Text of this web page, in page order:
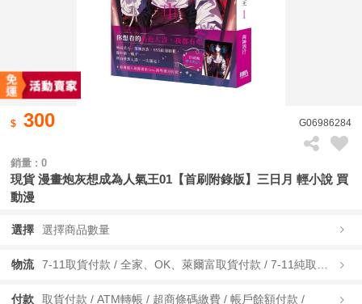
300 G06986284
銷量 : 0
現貨 漫畫炮灰想成為人氣王01【首刷附錄版】三日月 輕小說 買
動漫
選擇 選擇商品數量
物流
付款 取貨付款 / ATM轉帳 / 超商條碼繳費 / 帳戶餘額付款 /